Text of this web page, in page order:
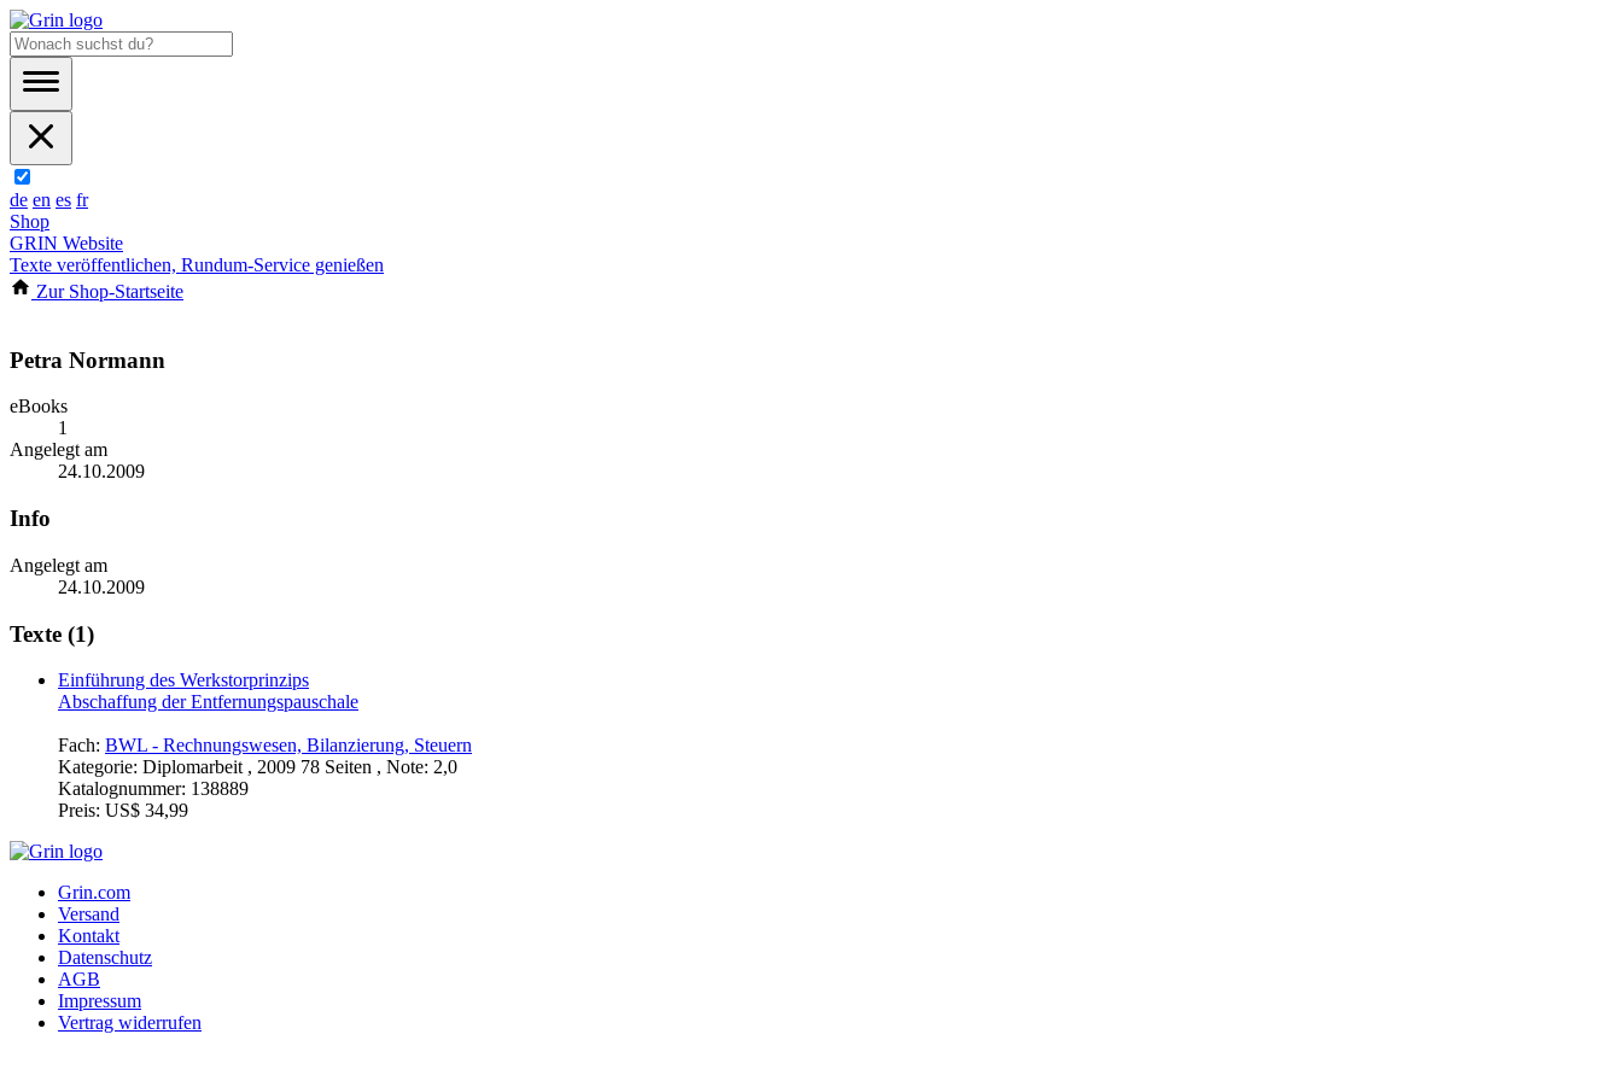
de en es fr
Shop
GRIN Website
Texte veröffentlichen, Rundum-Service genießen
Zur Shop-Startseite
Petra Normann
eBooks
1
Angelegt am
24.10.2009
Info
Angelegt am
24.10.2009
Texte (1)
Einführung des Werkstorprinzips
Abschaffung der Entfernungspauschale
Fach: BWL - Rechnungswesen, Bilanzierung, Steuern
Kategorie: Diplomarbeit , 2009 78 Seiten , Note: 2,0
Katalognummer: 138889
Preis: US$ 34,99
Grin.com
Versand
Kontakt
Datenschutz
AGB
Impressum
Vertrag widerrufen